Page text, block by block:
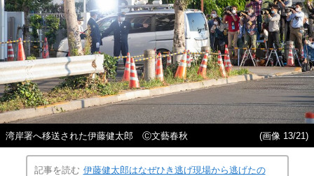
湾岸署へ移送された伊藤健太郎 Ⓒ文藝春秋 (画像 13/21)
記事を読む 伊藤健太郎はなぜひき逃げ現場から逃げたの